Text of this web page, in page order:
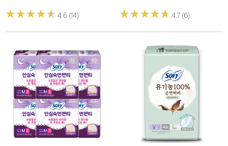
★★★★★
★★★★★ 4.6 (14) ★★★★★
★★★★★ 4.7 (6)